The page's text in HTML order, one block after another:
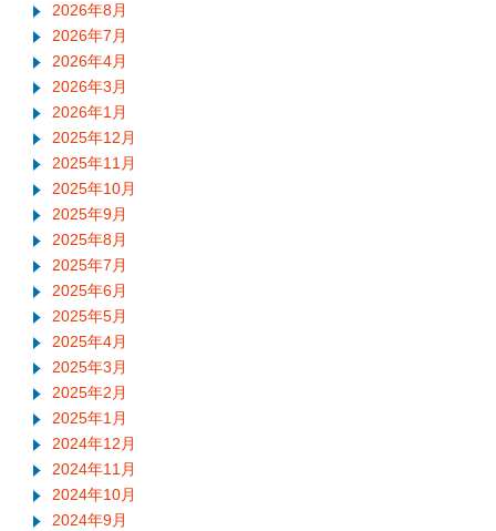
2026年8月
2026年7月
2026年4月
2026年3月
2026年1月
2025年12月
2025年11月
2025年10月
2025年9月
2025年8月
2025年7月
2025年6月
2025年5月
2025年4月
2025年3月
2025年2月
2025年1月
2024年12月
2024年11月
2024年10月
2024年9月